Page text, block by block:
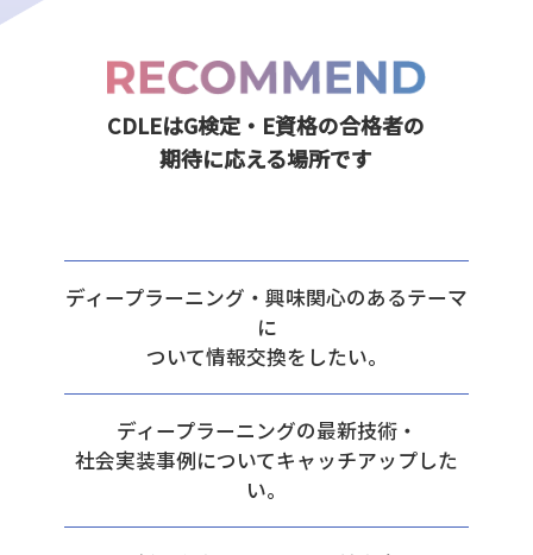
CDLEはG検定・E資格の合格者の
期待に応える場所です
ディープラーニング・興味関心のあるテーマ
に
ついて情報交換をしたい。
ディープラーニングの最新技術・
社会実装事例についてキャッチアップした
い。